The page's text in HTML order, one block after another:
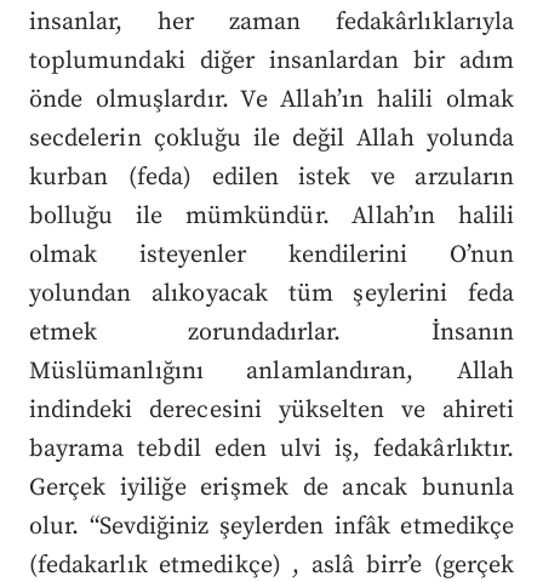
insanlar, her zaman fedakârlıklarıyla
toplumundaki diğer insanlardan bir adım
önde olmuşlardır. Ve Allah’ın halili olmak
secdelerin çokluğu ile değil Allah yolunda
kurban (feda) edilen istek ve arzuların
bolluğu ile mümkündür. Allah’ın halili
olmak isteyenler kendilerini O’nun
yolundan alıkoyacak tüm şeylerini feda
etmek zorundadırlar. İnsanın
Müslümanlığını anlamlandıran, Allah
indindeki derecesini yükselten ve ahireti
bayrama tebdil eden ulvi iş, fedakârlıktır.
Gerçek iyiliğe erişmek de ancak bununla
olur. “Sevdiğiniz şeylerden infâk etmedikçe
(fedakarlık etmedikçe) , aslâ birr’e (gerçek